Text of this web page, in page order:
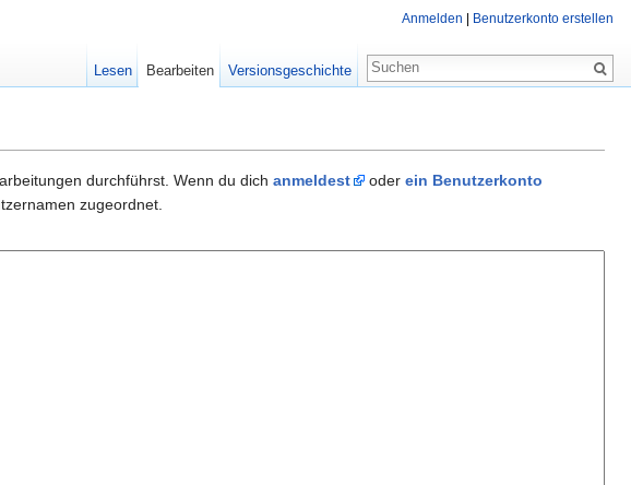
durchführst. Wenn du dich anmeldest oder ein Benutzerkonto
zugeordnet.
Anmelden Benutzerkonto erstellen
Lesen Bearbeiten Versionsgeschichte